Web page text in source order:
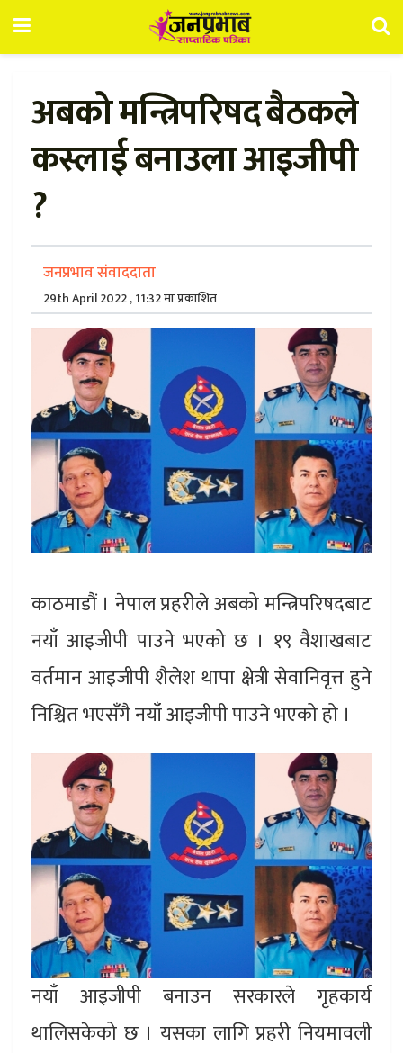
अबको मन्त्रिपरिषद बैठकले
कस्लाई बनाउला आइजीपी
?
जनप्रभाव संवाददाता
29th April 2022 , 11:32 मा प्रकाशित
काठमाडौं । नेपाल प्रहरीले अबको मन्त्रिपरिषदबाट
नयाँ आइजीपी पाउने भएको छ । १९ वैशाखबाट
वर्तमान आइजीपी शैलेश थापा क्षेत्री सेवानिवृत्त हुने
निश्चित भएसँगै नयाँ आइजीपी पाउने भएको हो ।
नयाँ आइजीपी बनाउन सरकारले गृहकार्य
थालिसकेको छ । यसका लागि प्रहरी नियमावली